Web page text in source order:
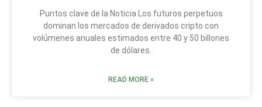
Puntos clave de la Noticia Los futuros perpetuos
dominan los mercados de derivados cripto con
volúmenes anuales estimados entre 40 y 50 billones
de dólares.
READ MORE »